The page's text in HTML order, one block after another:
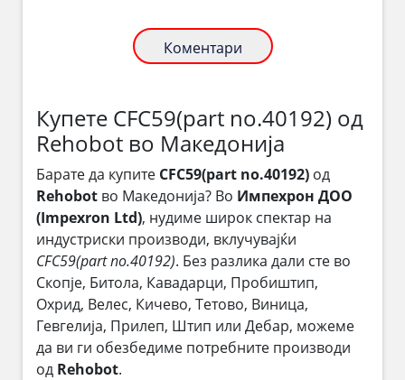
Коментари
Купете CFC59(part no.40192) од
Rehobot во Македонија
Барате да купите CFC59(part no.40192) од
Rehobot во Македонија? Во Импехрон ДОО
(Impexron Ltd), нудиме широк спектар на
индустриски производи, вклучувајќи
CFC59(part no.40192). Без разлика дали сте во
Скопје, Битола, Кавадарци, Пробиштип,
Охрид, Велес, Кичево, Тетово, Виница,
Гевгелија, Прилеп, Штип или Дебар, можеме
да ви ги обезбедиме потребните производи
од Rehobot.